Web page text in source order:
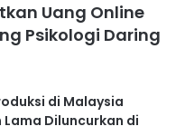
Uang Online
Psikologi Daring
di Malaysia
Lama Diluncurkan di